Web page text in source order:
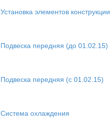
Установка элементов конструкции
Подвеска передняя (до 01.02.15)
Подвеска передняя (с 01.02.15)
Система охлаждения